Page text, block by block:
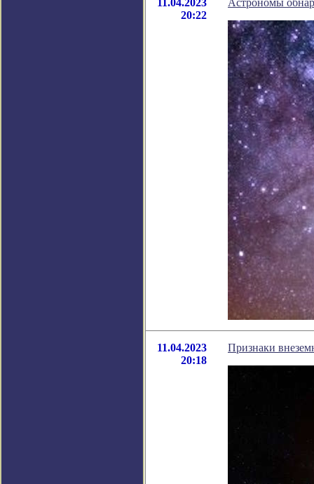
11.04.2023
20:22
Астрономы
11.04.2023
20:18
Признаки